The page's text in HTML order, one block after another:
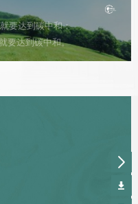
要达到碳中和；
要达到碳中和。